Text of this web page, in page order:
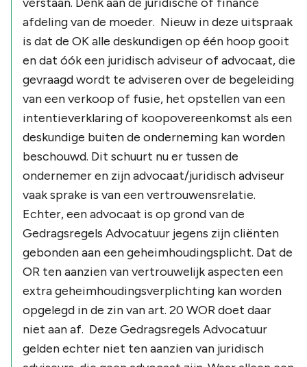
afdeling van de moeder. Nieuw in deze uitspraak
is dat de OK alle deskundigen op één hoop gooit
en dat óók een juridisch adviseur of advocaat, die
gevraagd wordt te adviseren over de begeleiding
van een verkoop of fusie, het opstellen van een
intentieverklaring of koopovereenkomst als een
deskundige buiten de onderneming kan worden
beschouwd. Dit schuurt nu er tussen de
ondernemer en zijn advocaat/juridisch adviseur
vaak sprake is van een vertrouwensrelatie.
Echter, een advocaat is op grond van de
Gedragsregels Advocatuur jegens zijn cliënten
gebonden aan een geheimhoudingsplicht. Dat de
OR ten aanzien van vertrouwelijk aspecten een
extra geheimhoudingsverplichting kan worden
opgelegd in de zin van art. 20 WOR doet daar
niet aan af. Deze Gedragsregels Advocatuur
gelden echter niet ten aanzien van juridisch